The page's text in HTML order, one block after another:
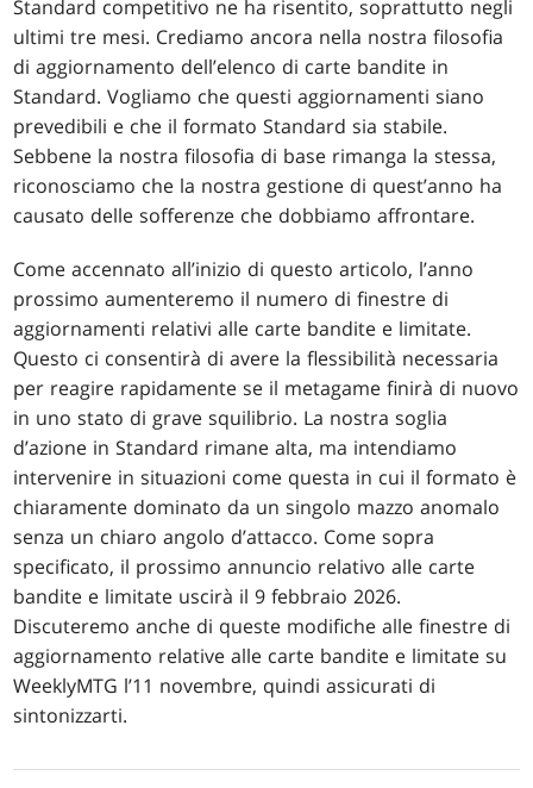
Standard competitivo ne ha risentito, soprattutto negli
ultimi tre mesi. Crediamo ancora nella nostra filosofia
di aggiornamento dell’elenco di carte bandite in
Standard. Vogliamo che questi aggiornamenti siano
prevedibili e che il formato Standard sia stabile.
Sebbene la nostra filosofia di base rimanga la stessa,
riconosciamo che la nostra gestione di quest’anno ha
causato delle sofferenze che dobbiamo affrontare.
Come accennato all’inizio di questo articolo, l’anno
prossimo aumenteremo il numero di finestre di
aggiornamenti relativi alle carte bandite e limitate.
Questo ci consentirà di avere la flessibilità necessaria
per reagire rapidamente se il metagame finirà di nuovo
in uno stato di grave squilibrio. La nostra soglia
d’azione in Standard rimane alta, ma intendiamo
intervenire in situazioni come questa in cui il formato è
chiaramente dominato da un singolo mazzo anomalo
senza un chiaro angolo d’attacco. Come sopra
specificato, il prossimo annuncio relativo alle carte
bandite e limitate uscirà il 9 febbraio 2026.
Discuteremo anche di queste modifiche alle finestre di
aggiornamento relative alle carte bandite e limitate su
WeeklyMTG l’11 novembre, quindi assicurati di
sintonizzarti.